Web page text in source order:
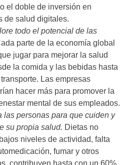
el doble de inversión en
de salud digitales.
todo el potencial de las
parte de la economía global
jugar para mejorar la salud
la comida y las bebidas hasta
Las empresas
hacer más para promover la
mental de sus empleados.
las personas para que cuiden y
su propia salud. Dietas no
niveles de actividad, falta
fumar y otros